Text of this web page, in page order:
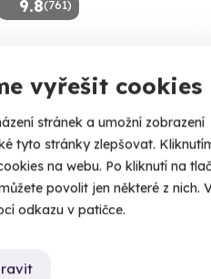
vyřešit cookies
stránek a umožní zobrazení
tyto stránky zlepšovat.
na webu. Po kliknutí na
povolit jen některé z nich.
odkazu v patičce.
9.8(761)
Zážitková
zbraní
Vypálíte 13 výstřelů!
Dačice (okres
(+ 28 dalších
3 599 Kč